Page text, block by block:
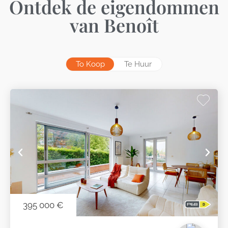
Ontdek de eigendommen
van Benoît
To Koop Te Huur
395 000 €
VERHUURD
1 326 € /Maand